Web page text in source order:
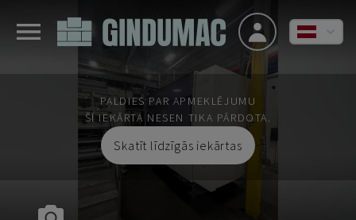
PALDIES PAR APMEKLĒJUMU
ŠĪ IEKĀRTA NESEN TIKA PĀRDOTA.
Skatīt līdzīgās iekārtas